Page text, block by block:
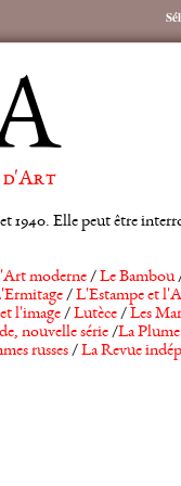
d'Art
1940. Elle peut être
moderne/Le Bambou
/L'Estampe et
l'image/Lutèce/Les
nouvelle série/La Plume
russes/La Revue